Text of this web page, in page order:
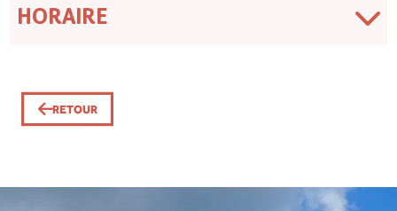
HORAIRE
RETOUR